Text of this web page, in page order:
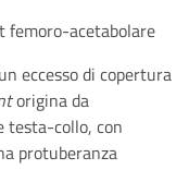
eccesso di copertura
origina da
testa-collo, con
protuberanza